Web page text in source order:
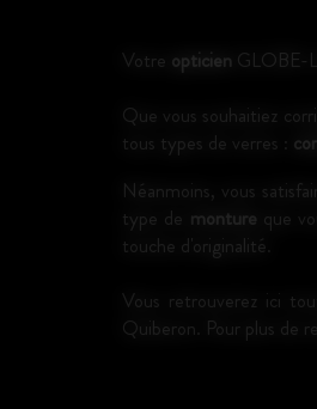
Votre opticien GLOBE-
Que vous souhaitiez
tous types de verres :
Néanmoins, vous
type de monture que
touche d'originalité.
Vous retrouverez ici
Quiberon. Pour plus de